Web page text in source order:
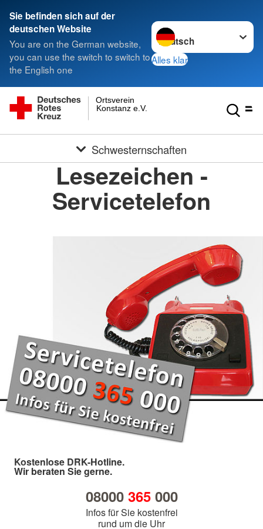
Sie befinden sich auf der
deutschen Website
You are on the German website,
you can use the switch to switch to
the English one
Sprache wechseln zu
Alles klar
Konstanz e.V.
Ortsverein
Schwesternschaften
Lesezeichen -
Servicetelefon
Kostenlose DRK-Hotline.
Wir beraten Sie gerne.
08000 365000
Infos für Sie kostenfrei
rund um die Uhr